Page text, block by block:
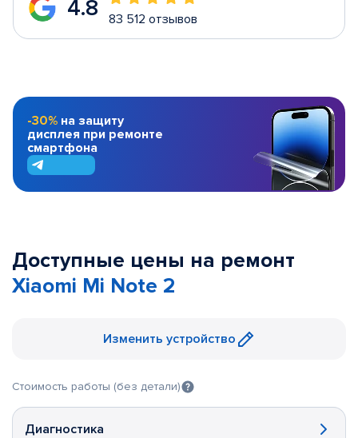
4.8 83 512 отзывов
-30% на защиту
дисплея при ремонте
смартфона
Доступные цены на ремонт
Xiaomi Mi Note 2
Изменить устройство
Стоимость работы (без детали)
Диагностика